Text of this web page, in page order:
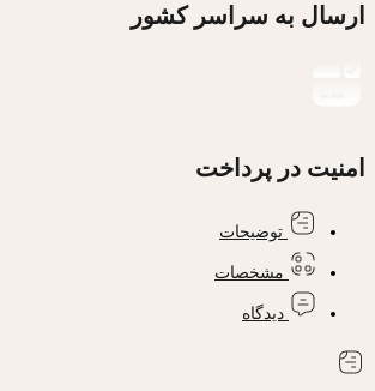
ارسال به سراسر کشور
امنیت در پرداخت
توضیحات
مشخصات
دیدگاه